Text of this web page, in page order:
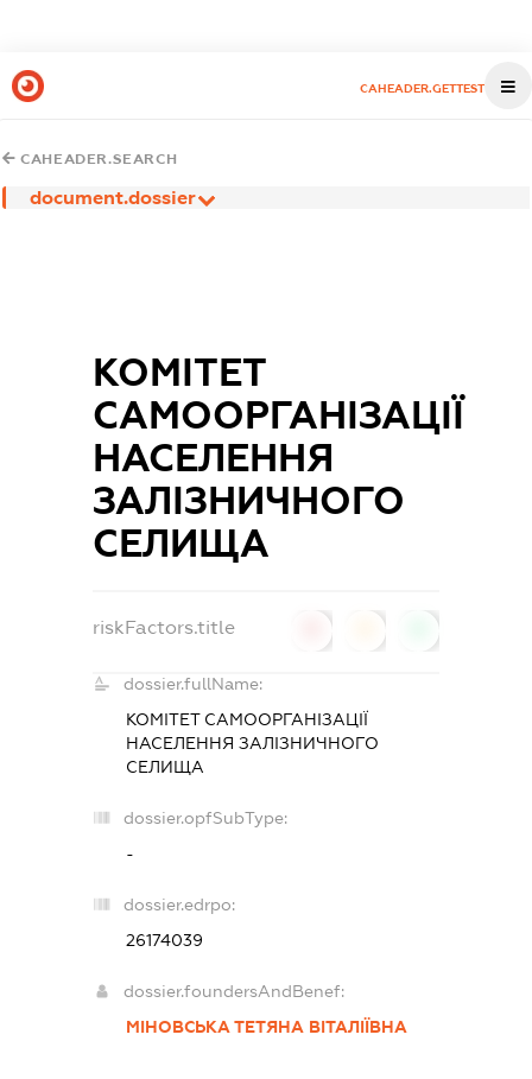
CAHEADER.GETTEST
CAHEADER.SEARCH
document.dossier
КОМІТЕТ
САМООРГАНІЗАЦІЇ
НАСЕЛЕННЯ
ЗАЛІЗНИЧНОГО
СЕЛИЩА
riskFactors.title
dossier.fullName:
КОМІТЕТ САМООРГАНІЗАЦІЇ
НАСЕЛЕННЯ ЗАЛІЗНИЧНОГО
СЕЛИЩА
dossier.opfSubType:
-
dossier.edrpo:
26174039
dossier.foundersAndBenef:
МІНОВСЬКА ТЕТЯНА ВІТАЛІЇВНА